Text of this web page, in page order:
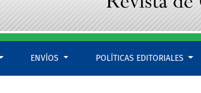
ENVÍOS POLÍTICAS EDITORIALES